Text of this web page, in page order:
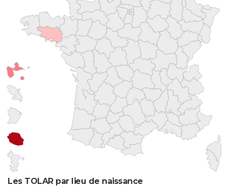
Les TOLAR par lieu de naissance